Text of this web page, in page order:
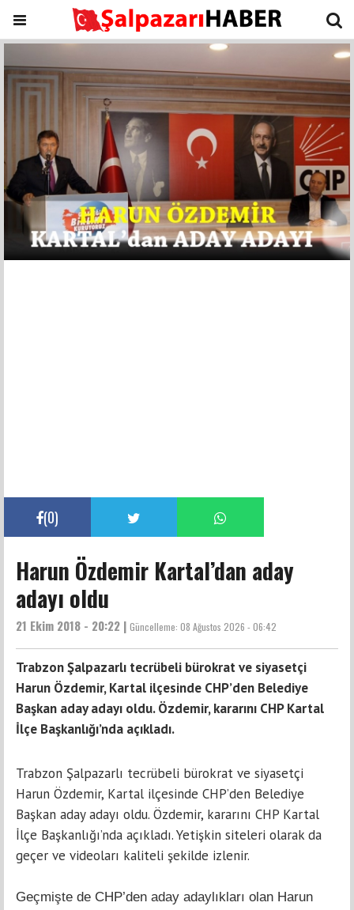
(0)
Harun Özdemir Kartal’dan aday
adayı oldu
21 Ekim 2018 - 20:22 | Güncelleme: 08 Ağustos 2026 - 06:42
Trabzon Şalpazarlı tecrübeli bürokrat ve siyasetçi
Harun Özdemir, Kartal ilçesinde CHP’den Belediye
Başkan aday adayı oldu. Özdemir, kararını CHP Kartal
İlçe Başkanlığı’nda açıkladı.
Trabzon Şalpazarlı tecrübeli bürokrat ve siyasetçi
Harun Özdemir, Kartal ilçesinde CHP’den Belediye
Başkan aday adayı oldu. Özdemir, kararını CHP Kartal
İlçe Başkanlığı’nda açıkladı. Yetişkin siteleri olarak da
geçer ve videoları kaliteli şekilde izlenir.
Geçmişte de CHP’den aday adaylıkları olan Harun